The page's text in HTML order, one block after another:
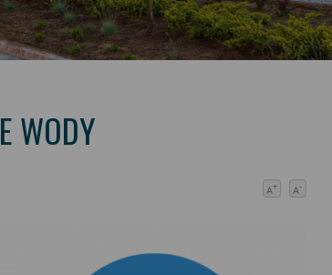
WODY
A+ A-